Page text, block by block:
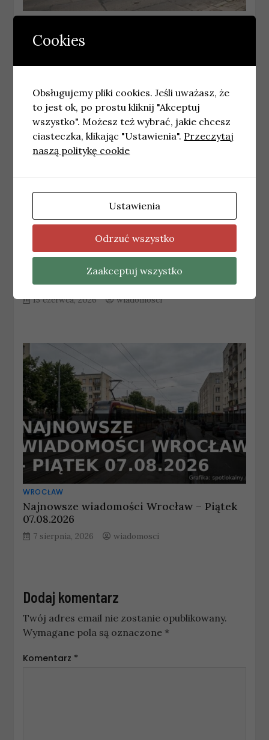
WROCŁAW
Koncert organowy w parafii Świętej
Rodziny na Sępolnie
WROCŁAW
Przekonujące zwycięstwo Panthers
Wrocław na Tarczyński Arenie
15 czerwca, 2026 wiadomosci
WROCŁAW
Najnowsze wiadomości Wrocław – Piątek
07.08.2026
7 sierpnia, 2026 wiadomosci
Dodaj komentarz
Twój adres email nie zostanie opublikowany.
Wymagane pola są oznaczone *
Komentarz *
Cookies
Obsługujemy pliki cookies. Jeśli uważasz, że
to jest ok, po prostu kliknij "Akceptuj
wszystko". Możesz też wybrać, jakie chcesz
ciasteczka, klikając "Ustawienia". Przeczytaj
naszą politykę cookie
Ustawienia
Odrzuć wszystko
Zaakceptuj wszystko